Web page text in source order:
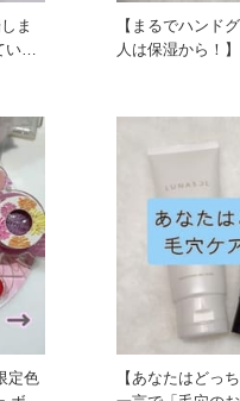
ま
い
【まるでハンド
人は保湿から！】 秋冬の乾燥した
定色
【あなたはどっ